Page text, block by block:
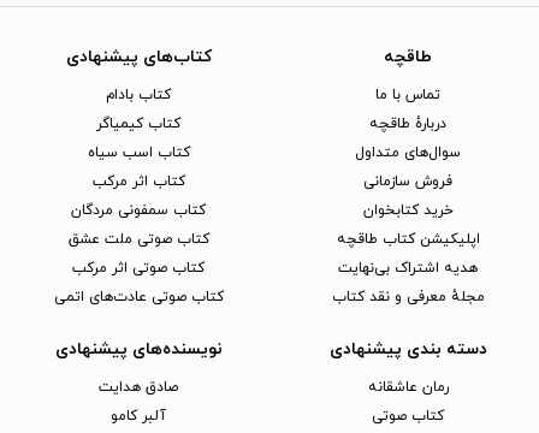
طاقچه
تماس با ما
دربارهٔ طاقچه
سوال‌های متداول
فروش سازمانی
خرید کتابخوان
اپلیکیشن کتاب طاقچه
هدیه اشتراک بی‌نهایت
مجلهٔ معرفی و نقد کتاب
کتاب‌های پیشنهادی
کتاب بادام
کتاب کیمیاگر
کتاب اسب سیاه
کتاب اثر مرکب
کتاب سمفونی مردگان
کتاب صوتی ملت عشق
کتاب صوتی اثر مرکب
کتاب صوتی عادت‌های اتمی
دسته بندی پیشنهادی
رمان عاشقانه
کتاب‌ صوتی
نویسنده‌های پیشنهادی
صادق هدایت
آلبر کامو